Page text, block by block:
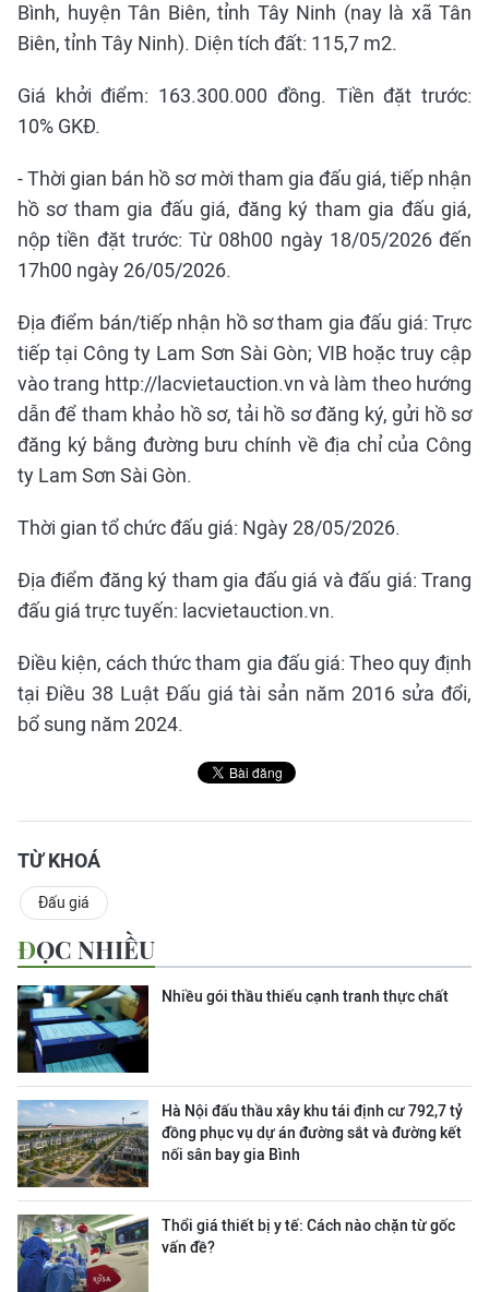
Bình, huyện Tân Biên, tỉnh Tây Ninh (nay là xã Tân
Biên, tỉnh Tây Ninh). Diện tích đất: 115,7 m2.
Giá khởi điểm: 163.300.000 đồng. Tiền đặt trước:
10% GKĐ.
- Thời gian bán hồ sơ mời tham gia đấu giá, tiếp nhận
hồ sơ tham gia đấu giá, đăng ký tham gia đấu giá,
nộp tiền đặt trước: Từ 08h00 ngày 18/05/2026 đến
17h00 ngày 26/05/2026.
Địa điểm bán/tiếp nhận hồ sơ tham gia đấu giá: Trực
tiếp tại Công ty Lam Sơn Sài Gòn; VIB hoặc truy cập
vào trang http://lacvietauction.vn và làm theo hướng
dẫn để tham khảo hồ sơ, tải hồ sơ đăng ký, gửi hồ sơ
đăng ký bằng đường bưu chính về địa chỉ của Công
ty Lam Sơn Sài Gòn.
Thời gian tổ chức đấu giá: Ngày 28/05/2026.
Địa điểm đăng ký tham gia đấu giá và đấu giá: Trang
đấu giá trực tuyến: lacvietauction.vn.
Điều kiện, cách thức tham gia đấu giá: Theo quy định
tại Điều 38 Luật Đấu giá tài sản năm 2016 sửa đổi,
bổ sung năm 2024.
TỪ KHOÁ
Đấu giá
ĐỌC NHIỀU
Nhiều gói thầu thiếu cạnh tranh thực chất
Hà Nội đấu thầu xây khu tái định cư 792,7 tỷ
đồng phục vụ dự án đường sắt và đường kết
nối sân bay gia Bình
Thổi giá thiết bị y tế: Cách nào chặn từ gốc
vấn đề?